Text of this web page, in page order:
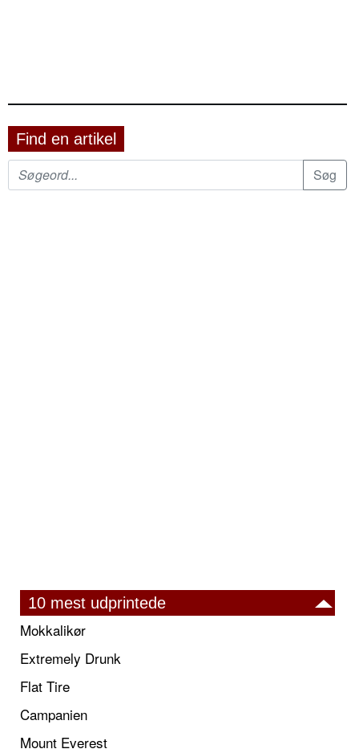
Find en artikel
10 mest udprintede
Mokkalikør
Extremely Drunk
Flat Tire
Campanien
Mount Everest